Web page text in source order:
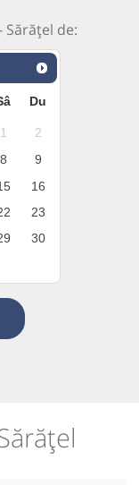
Sărățel de:
Du
1
2
8
9
16
23
30